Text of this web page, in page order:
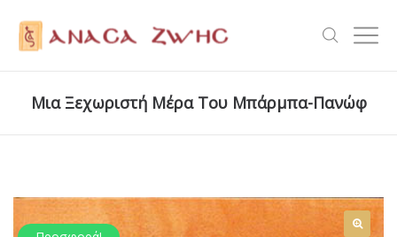
Μια Ξεχωριστή Μέρα Του Μπάρμπα-Πανώφ